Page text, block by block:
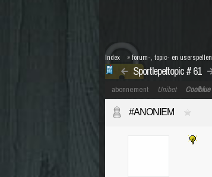
Sportlepeltopic # 61
Index »forum-, topic- en userspellen
abonnement Unibet Coolblue
#ANONIEM